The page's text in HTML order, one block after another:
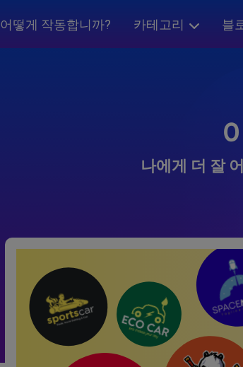
어떻게 작동합니까? 카테고리 블
나에게 더 잘